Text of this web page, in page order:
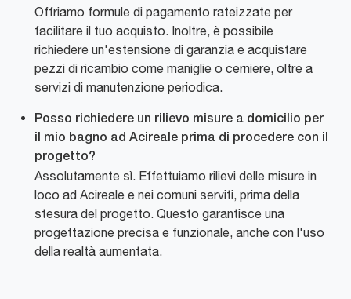
Offriamo formule di pagamento rateizzate per
facilitare il tuo acquisto. Inoltre, è possibile
richiedere un'estensione di garanzia e acquistare
pezzi di ricambio come maniglie o cerniere, oltre a
servizi di manutenzione periodica.
Posso richiedere un rilievo misure a domicilio per
il mio bagno ad Acireale prima di procedere con il
progetto?
Assolutamente sì. Effettuiamo rilievi delle misure in
loco ad Acireale e nei comuni serviti, prima della
stesura del progetto. Questo garantisce una
progettazione precisa e funzionale, anche con l'uso
della realtà aumentata.